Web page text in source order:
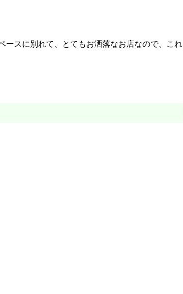
ースに別れて、とてもお洒落なお店なので、これ